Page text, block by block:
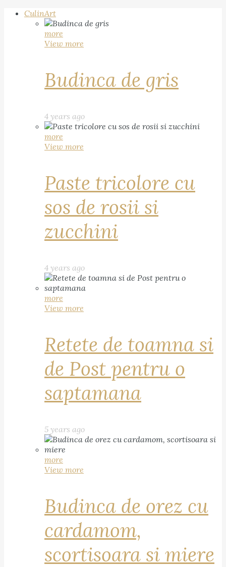
CulinArt
more
View more
Budinca de gris
4 years ago
more
View more
Paste tricolore cu
sos de rosii si
zucchini
4 years ago
more
View more
Retete de toamna si
de Post pentru o
saptamana
5 years ago
more
View more
Budinca de orez cu
cardamom,
scortisoara si miere